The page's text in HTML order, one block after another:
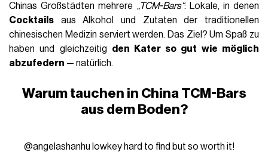
Chinas Großstädten mehrere „TCM-Bars“: Lokale, in denen
Cocktails aus Alkohol und Zutaten der traditionellen
chinesischen Medizin serviert werden. Das Ziel? Um Spaß zu
haben und gleichzeitig den Kater so gut wie möglich
abzufedern — natürlich.
Warum tauchen in China TCM-Bars
aus dem Boden?
@angelashanhu lowkey hard to find but so worth it!